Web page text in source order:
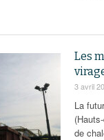
Les
3 avril
La
de